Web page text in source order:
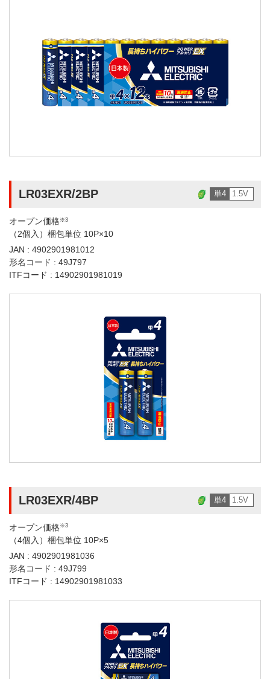
LR03EXR/2BP 単4 1.5V
オープン価格※3
（2個入）梱包単位 10P×10
JAN : 4902901981012
形名コード : 49J797
ITFコード : 14902901981019
LR03EXR/4BP 単4 1.5V
オープン価格※3
（4個入）梱包単位 10P×5
JAN : 4902901981036
形名コード : 49J799
ITFコード : 14902901981033